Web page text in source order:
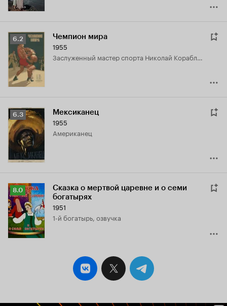
Рейтинг
Кинопоиска
6.2
6.2 Чемпион мира
1955
заслуженный мастер спорта Николай Кораблёв
Рейтинг
Кинопоиска
6.3
6.3 Мексиканец
1955
американец
Рейтинг
Кинопоиска
8.0
8.0
Сказка о мертвой царевне и о семи
богатырях
1951
1-й богатырь, озвучка